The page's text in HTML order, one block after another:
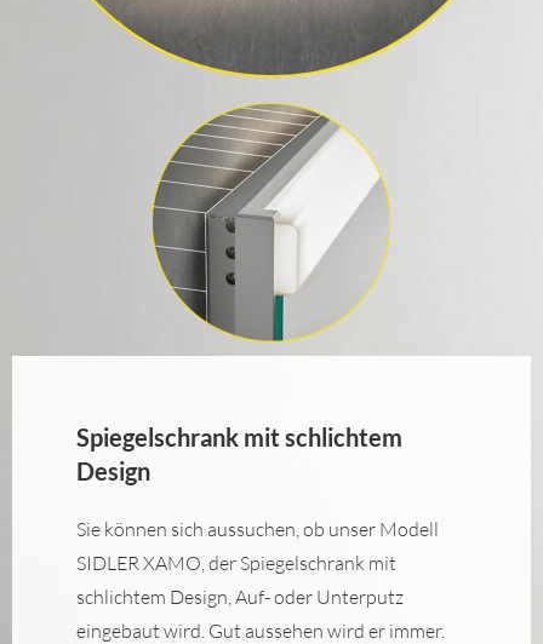
Spiegelschrank mit schlichtem
Design
Sie können sich aussuchen, ob unser Modell
SIDLER XAMO, der Spiegelschrank mit
schlichtem Design, Auf- oder Unterputz
eingebaut wird. Gut aussehen wird er immer.